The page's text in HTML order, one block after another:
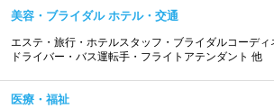
美容・ブライダル ホテル・交通
エステ・旅行・ホテルスタッフ・ブライダルコーディ
ドライバー・バス運転手・フライトアテンダント 他
医療・福祉